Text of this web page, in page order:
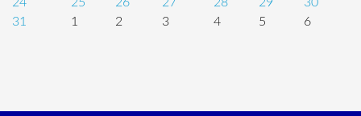
31
1 2 3 4 5 6